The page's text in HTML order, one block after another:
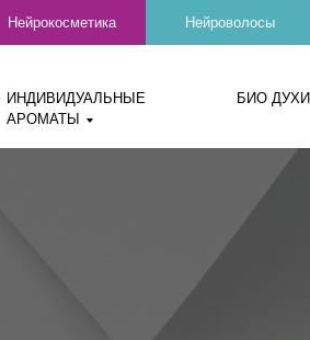
БИО ДУХИ
ИНДИВИДУАЛЬНЫЕ
АРОМАТЫ
Нейроволосы
Нейрокосметика